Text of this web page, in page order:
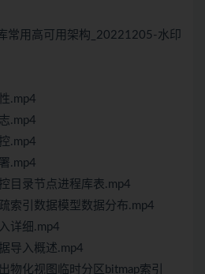
常用高可用架构_20221205-水印
.mp4
.mp4
.mp4
.mp4
目录节点进程库表.mp4
索引数据模型数据分布.mp4
详细.mp4
导入概述.mp4
物化视图临时分区bitmap索引